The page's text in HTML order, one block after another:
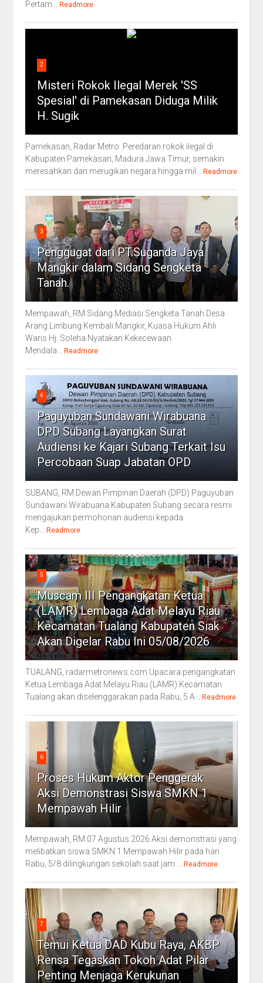
Pertam... Readmore
2
Misteri Rokok Ilegal Merek 'SS
Spesial' di Pamekasan Diduga Milik
H. Sugik
Pamekasan, Radar Metro Peredaran rokok ilegal di
Kabupaten Pamekasan, Madura Jawa Timur, semakin
meresahkan dan merugikan negara hingga mil...
Readmore
3
Penggugat dari PT.Suganda Jaya
Mangkir dalam Sidang Sengketa
Tanah.
Mempawah, RM Sidang Mediasi Sengketa Tanah Desa
Arang Limbung Kembali Mangkir, Kuasa Hukum Ahli
Waris Hj. Soleha Nyatakan Kekecewaan
Mendala...
Readmore
4
Paguyuban Sundawani Wirabuana
DPD Subang Layangkan Surat
Audiensi ke Kajari Subang Terkait Isu
Percobaan Suap Jabatan OPD
SUBANG, RM Dewan Pimpinan Daerah (DPD) Paguyuban
Sundawani Wirabuana Kabupaten Subang secara resmi
mengajukan permohonan audiensi kepada
Kep...
Readmore
5
Muscam III Pengangkatan Ketua
(LAMR) Lembaga Adat Melayu Riau
Kecamatan Tualang Kabupaten Siak
Akan Digelar Rabu Ini 05/08/2026
TUALANG, radarmetronews.com Upacara pengangkatan
Ketua Lembaga Adat Melayu Riau (LAMR) Kecamatan
Tualang akan diselenggarakan pada Rabu, 5 A...
Readmore
6
Proses Hukum Aktor Penggerak
Aksi Demonstrasi Siswa SMKN 1
Mempawah Hilir
Mempawah, RM 07 Agustus 2026.Aksi demonstrasi yang
melibatkan siswa SMKN 1 Mempawah Hilir pada hari
Rabu, 5/8 dilingkungan sekolah saat jam ...
Readmore
7
Temui Ketua DAD Kubu Raya, AKBP
Rensa Tegaskan Tokoh Adat Pilar
Penting Menjaga Kerukunan